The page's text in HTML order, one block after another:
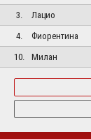
3.
Лацио
4.
Фиорентина
10.
Милан